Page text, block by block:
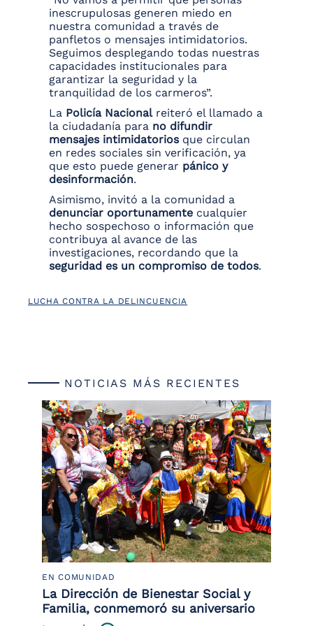
inescrupulosas generen miedo en
nuestra comunidad a través de
panfletos o mensajes intimidatorios.
Seguimos desplegando todas nuestras
capacidades institucionales para
garantizar la seguridad y la
tranquilidad de los carmeros”.
La Policía Nacionalreiteró el llamado a
la ciudadanía para no difundir
mensajes intimidatoriosque circulan
en redes sociales sin verificación, ya
que esto puede generar pánico y
desinformación.
Asimismo, invitó a la comunidad a
denunciar oportunamente cualquier
hecho sospechoso o información que
contribuya al avance de las
investigaciones, recordando que la
seguridad es un compromiso de todos.
LUCHA CONTRA LA DELINCUENCIA
NOTICIAS MÁS RECIENTES
EN COMUNIDAD
La Dirección de Bienestar Social y
Familia, conmemoró su aniversario